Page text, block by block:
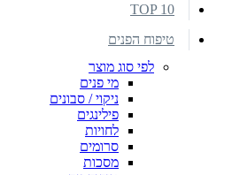
TOP 10
טיפוח הפנים
לפי סוג מוצר
מי פנים
ניקוי / סבונים
פילינגים
לחויות
סרומים
מסכות